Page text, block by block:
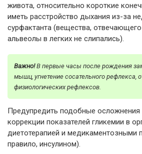
живота, относительно короткие
иметь расстройство дыхания из-за
сурфактанта (вещества,
альвеолы в легких не слипались).
Важно!В первые часы после рождения
мышц, угнетение сосательного рефлекса,
физиологических рефлексов.
Предупредить подобные
коррекции показателей гликемии в
диетотерапией и медикаментозными
правило, инсулином).